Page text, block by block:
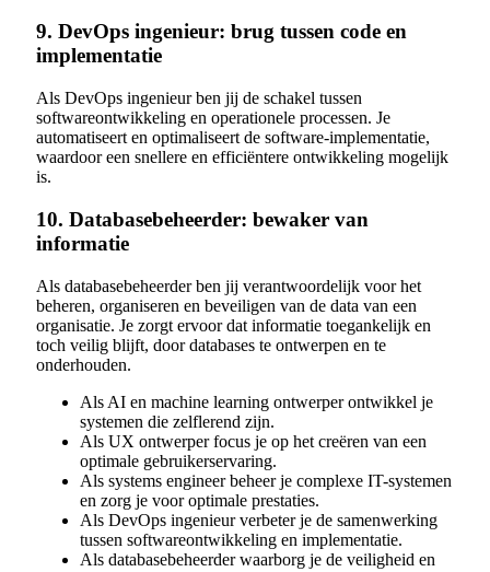
9. DevOps ingenieur: brug tussen code en
implementatie
Als DevOps ingenieur ben jij de schakel tussen
softwareontwikkeling en operationele processen. Je
automatiseert en optimaliseert de software-implementatie,
waardoor een snellere en efficiëntere ontwikkeling mogelijk
is.
10. Databasebeheerder: bewaker van
informatie
Als databasebeheerder ben jij verantwoordelijk voor het
beheren, organiseren en beveiligen van de data van een
organisatie. Je zorgt ervoor dat informatie toegankelijk en
toch veilig blijft, door databases te ontwerpen en te
onderhouden.
Als AI en machine learning ontwerper ontwikkel je
systemen die zelflerend zijn.
Als UX ontwerper focus je op het creëren van een
optimale gebruikerservaring.
Als systems engineer beheer je complexe IT-systemen
en zorg je voor optimale prestaties.
Als DevOps ingenieur verbeter je de samenwerking
tussen softwareontwikkeling en implementatie.
Als databasebeheerder waarborg je de veiligheid en